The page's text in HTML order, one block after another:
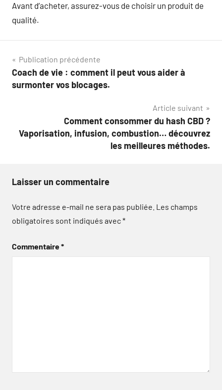
Avant d’acheter, assurez-vous de choisir un produit de
qualité.
Navigation
de
Publication précédente
Coach de vie : comment il peut vous aider à
surmonter vos blocages.
Article suivant
Comment consommer du hash CBD ?
Vaporisation, infusion, combustion… découvrez
les meilleures méthodes.
Laisser un commentaire
Votre adresse e-mail ne sera pas publiée. Les champs
obligatoires sont indiqués avec*
Commentaire*